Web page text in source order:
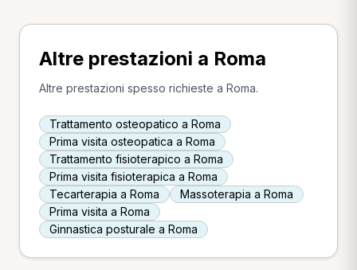
Altre prestazioni a Roma
Altre prestazioni spesso richieste a Roma.
Trattamento osteopatico a Roma
Prima visita osteopatica a Roma
Trattamento fisioterapico a Roma
Prima visita fisioterapica a Roma
Tecarterapia a Roma
Massoterapia a Roma
Prima visita a Roma
Ginnastica posturale a Roma